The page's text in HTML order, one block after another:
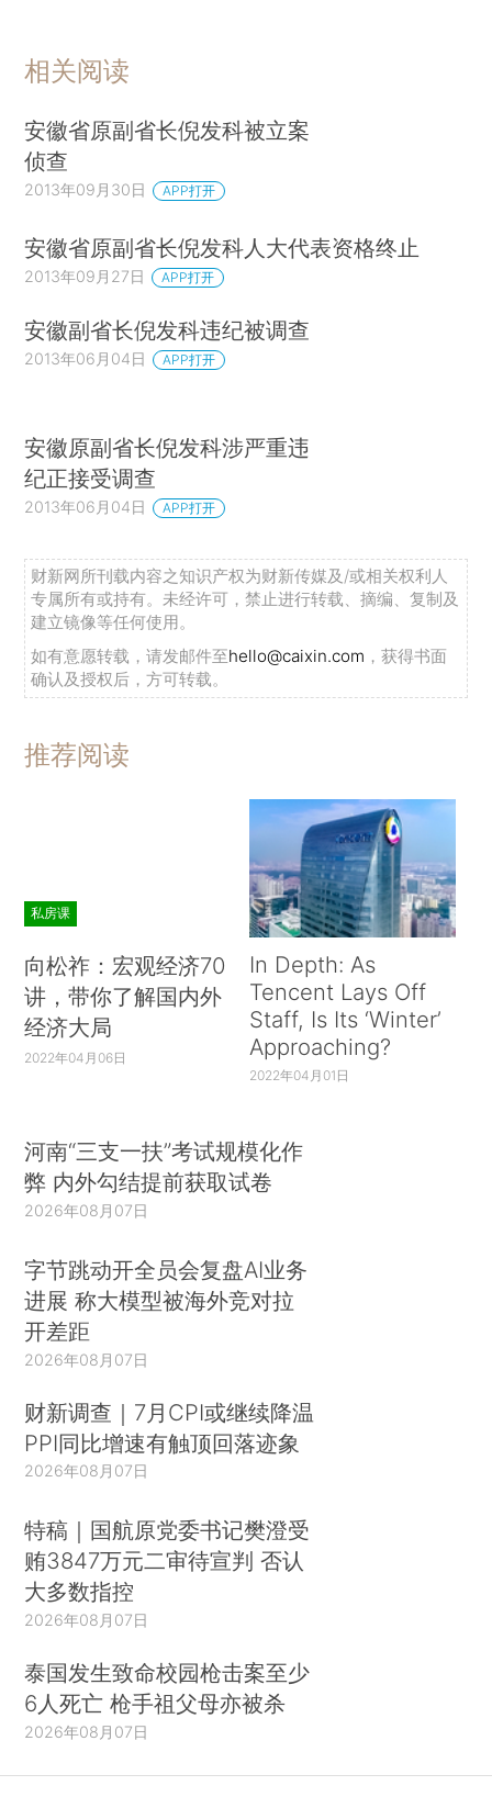
相关阅读
安徽省原副省长倪发科被立案
侦查
2013年09月30日 APP打开
安徽省原副省长倪发科人大代表资格终止
2013年09月27日 APP打开
安徽副省长倪发科违纪被调查
2013年06月04日 APP打开
安徽原副省长倪发科涉严重违
纪正接受调查
2013年06月04日 APP打开
财新网所刊载内容之知识产权为财新传媒及/或相关权利人
专属所有或持有。未经许可，禁止进行转载、摘编、复制及
建立镜像等任何使用。
如有意愿转载，请发邮件至hello@caixin.com ，获得书面
确认及授权后，方可转载。
推荐阅读
私房课
向松祚：宏观经济70
讲，带你了解国内外
经济大局
2022年04月06日
In Depth: As
Tencent Lays Off
Staff, Is Its ‘Winter’
Approaching?
2022年04月01日
河南“三支一扶”考试规模化作
弊 内外勾结提前获取试卷
2026年08月07日
字节跳动开全员会复盘AI业务
进展 称大模型被海外竞对拉
开差距
2026年08月07日
财新调查｜7月CPI或继续降温
PPI同比增速有触顶回落迹象
2026年08月07日
特稿｜国航原党委书记樊澄受
贿3847万元二审待宣判 否认
大多数指控
2026年08月07日
泰国发生致命校园枪击案至少
6人死亡 枪手祖父母亦被杀
2026年08月07日